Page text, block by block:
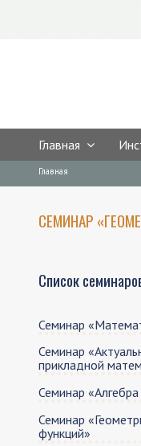
Предыдущая
Главная
Breadcrumbs
You
are
here:
Главная
СЕМИНАР
Список
Семинар
Семинар
прикладной
Семинар «Алгебра
Семинар
функций»